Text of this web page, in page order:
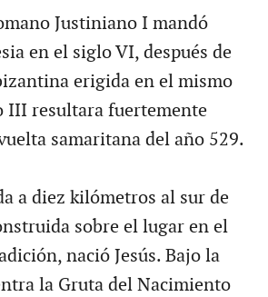
Justiniano I mandó
en el siglo VI, después de
erigida en el mismo
III resultara fuertemente
samaritana del año 529.
a diez kilómetros al sur de
sobre el lugar en el
nació Jesús. Bajo la
la Gruta del Nacimiento